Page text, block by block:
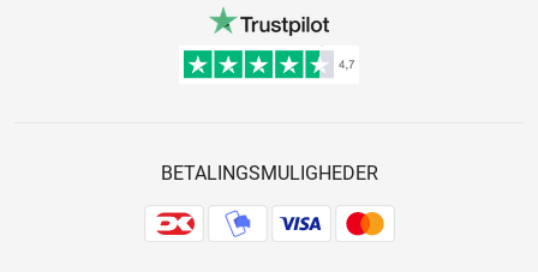
BETALINGSMULIGHEDER